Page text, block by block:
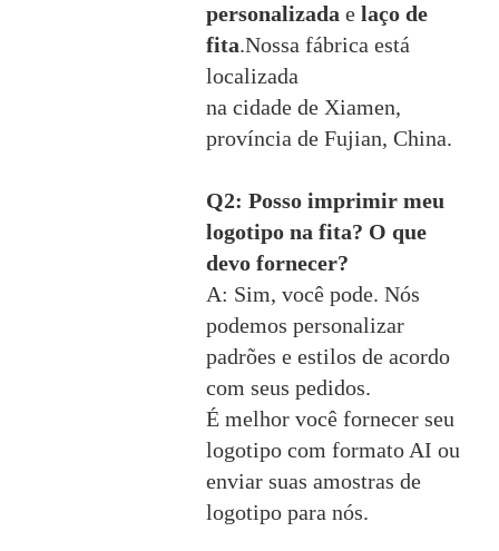
personalizada e laço de
fita.Nossa fábrica está
localizada
na cidade de Xiamen,
província de Fujian, China.
Q2: Posso imprimir meu
logotipo na fita? O que
devo fornecer?
A: Sim, você pode. Nós
podemos personalizar
padrões e estilos de acordo
com seus pedidos.
É melhor você fornecer seu
logotipo com formato AI ou
enviar suas amostras de
logotipo para nós.